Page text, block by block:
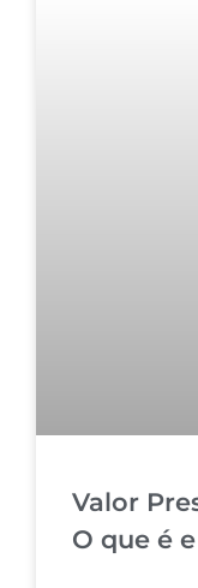
Valor
O que é